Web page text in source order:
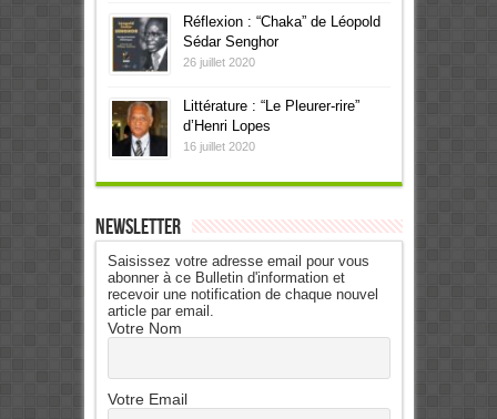
Réflexion : “Chaka” de Léopold
Sédar Senghor
26 juillet 2020
Littérature : “Le Pleurer-rire”
d’Henri Lopes
16 juillet 2020
Newsletter
Saisissez votre adresse email pour vous
abonner à ce Bulletin d'information et
recevoir une notification de chaque nouvel
article par email.
Votre Nom
Votre Email